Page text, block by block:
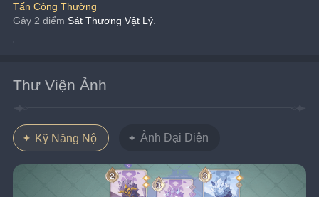
Tấn Công Thường
Gây 2 điểm Sát Thương Vật Lý.
Thư Viện Ảnh
Kỹ Năng Nộ Ảnh Đại Diện